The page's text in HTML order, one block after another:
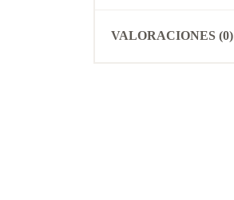
VALORACIONES (0)